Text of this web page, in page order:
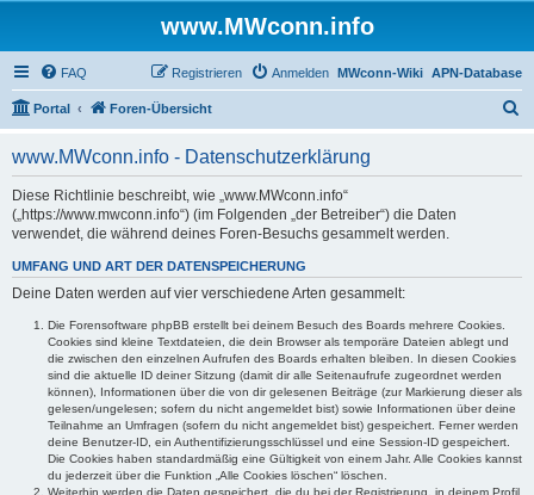
www.MWconn.info
FAQ APN-Database
MWconn-Wiki
Anmelden
Registrieren
Portal Foren-Übersicht
www.MWconn.info - Datenschutzerklärung
Diese Richtlinie beschreibt, wie „www.MWconn.info“
(„https://www.mwconn.info“) (im Folgenden „der Betreiber“) die Daten
verwendet, die während deines Foren-Besuchs gesammelt werden.
UMFANG UND ART DER DATENSPEICHERUNG
Deine Daten werden auf vier verschiedene Arten gesammelt:
Die Forensoftware phpBB erstellt bei deinem Besuch des Boards mehrere Cookies.
Cookies sind kleine Textdateien, die dein Browser als temporäre Dateien ablegt und
die zwischen den einzelnen Aufrufen des Boards erhalten bleiben. In diesen Cookies
sind die aktuelle ID deiner Sitzung (damit dir alle Seitenaufrufe zugeordnet werden
können), Informationen über die von dir gelesenen Beiträge (zur Markierung dieser als
gelesen/ungelesen; sofern du nicht angemeldet bist) sowie Informationen über deine
Teilnahme an Umfragen (sofern du nicht angemeldet bist) gespeichert. Ferner werden
deine Benutzer-ID, ein Authentifizierungsschlüssel und eine Session-ID gespeichert.
Die Cookies haben standardmäßig eine Gültigkeit von einem Jahr. Alle Cookies kannst
du jederzeit über die Funktion „Alle Cookies löschen“ löschen.
Weiterhin werden die Daten gespeichert, die du bei der Registrierung, in deinem Profil